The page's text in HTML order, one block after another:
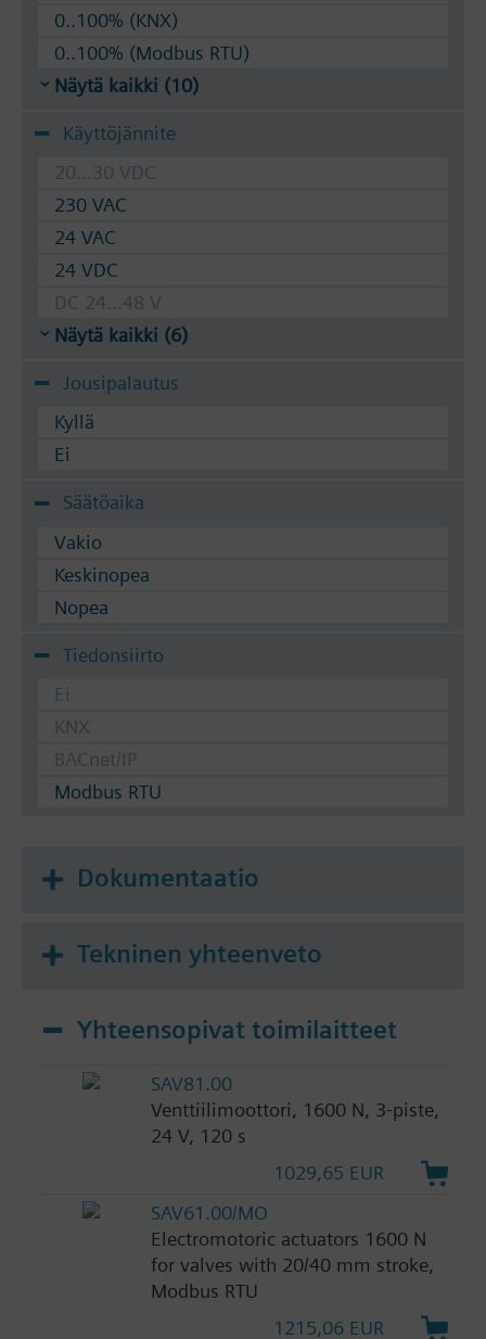
0..100% (KNX)
0..100% (Modbus RTU)
Näytä kaikki (10)
Käyttöjännite
20...30 VDC
230 VAC
24 VAC
24 VDC
DC 24...48 V
Näytä kaikki (6)
Jousipalautus
Kyllä
Ei
Säätöaika
Vakio
Keskinopea
Nopea
Tiedonsiirto
Ei
KNX
BACnet/IP
Modbus RTU
Dokumentaatio
Tekninen yhteenveto
Yhteensopivat toimilaitteet
SAV81.00
Venttiilimoottori, 1600 N, 3-piste,
24 V, 120 s
1029,65 EUR
SAV61.00/MO
Electromotoric actuators 1600 N
for valves with 20/40 mm stroke,
Modbus RTU
1215,06 EUR